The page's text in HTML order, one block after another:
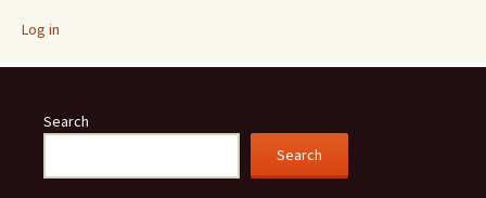
Log in
Search
Search